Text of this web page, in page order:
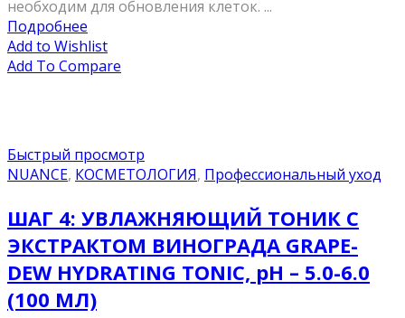
необходим для обновления клеток. ...
Подробнее
Add to Wishlist
Add To Compare
Быстрый просмотр
NUANCE, КОСМЕТОЛОГИЯ, Профессиональный уход
ШАГ 4: УВЛАЖНЯЮЩИЙ ТОНИК С
ЭКСТРАКТОМ ВИНОГРАДА GRAPE-
DEW HYDRATING TONIC, pH – 5.0-6.0
(100 МЛ)